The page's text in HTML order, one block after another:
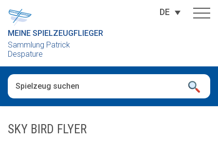
MEINE SPIELZEUGFLIEGER
Sammlung Patrick
Despature
DE
SKY BIRD FLYER